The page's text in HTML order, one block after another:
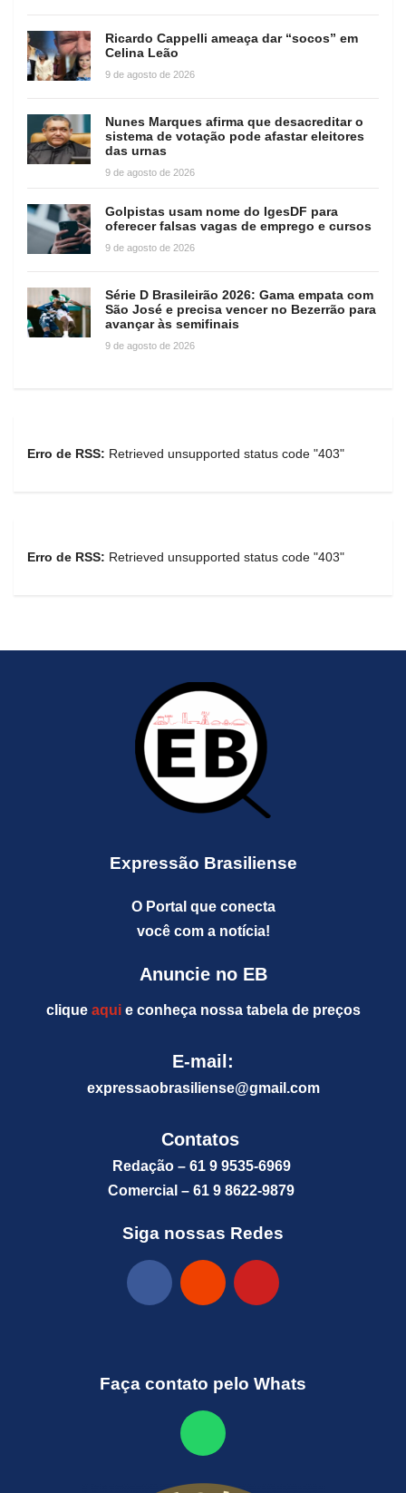
Ricardo Cappelli ameaça dar “socos” em
Celina Leão
9 de agosto de 2026
Nunes Marques afirma que desacreditar o
sistema de votação pode afastar eleitores
das urnas
9 de agosto de 2026
Golpistas usam nome do IgesDF para
oferecer falsas vagas de emprego e cursos
9 de agosto de 2026
Série D Brasileirão 2026: Gama empata com
São José e precisa vencer no Bezerrão para
avançar às semifinais
9 de agosto de 2026
Erro de RSS: Retrieved unsupported status code "403"
Erro de RSS: Retrieved unsupported status code "403"
Expressão Brasiliense
O Portal que conecta
você com a notícia!
Anuncie no EB
clique aquie conheça nossa tabela de preços
E-mail:
expressaobrasiliense@gmail.com
Contatos
Redação – 61 9 9535-6969
Comercial – 61 9 8622-9879
Siga nossas Redes
Faça contato pelo Whats